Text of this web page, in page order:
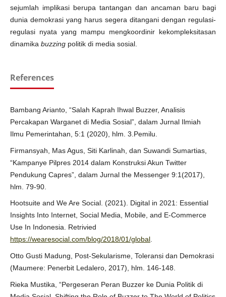
sejumlah implikasi berupa tantangan dan ancaman baru bagi
dunia demokrasi yang harus segera ditangani dengan regulasi-
regulasi nyata yang mampu mengkoordinir kekompleksitasan
dinamika buzzingpolitik di media sosial.
References
Bambang Arianto, “Salah Kaprah Ihwal Buzzer, Analisis
Percakapan Warganet di Media Sosial”, dalam Jurnal Ilmiah
Ilmu Pemerintahan, 5:1 (2020), hlm. 3.Pemilu.
Firmansyah, Mas Agus, Siti Karlinah, dan Suwandi Sumartias,
“Kampanye Pilpres 2014 dalam Konstruksi Akun Twitter
Pendukung Capres”, dalam Jurnal the Messenger 9:1(2017),
hlm. 79-90.
Hootsuite and We Are Social. (2021). Digital in 2021: Essential
Insights Into Internet, Social Media, Mobile, and E-Commerce
Use In Indonesia. Retrivied
https://wearesocial.com/blog/2018/01/global.
Otto Gusti Madung, Post-Sekularisme, Toleransi dan Demokrasi
(Maumere: Penerbit Ledalero, 2017), hlm. 146-148.
Rieka Mustika, “Pergeseran Peran Buzzer ke Dunia Politik di